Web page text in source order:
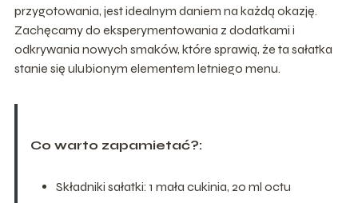
przygotowania, jest idealnym daniem na każdą okazję.
Zachęcamy do eksperymentowania z dodatkami i
odkrywania nowych smaków, które sprawią, że ta sałatka
stanie się ulubionym elementem letniego menu.
Co warto zapamietać?:
Składniki sałatki: 1 mała cukinia, 20 ml octu